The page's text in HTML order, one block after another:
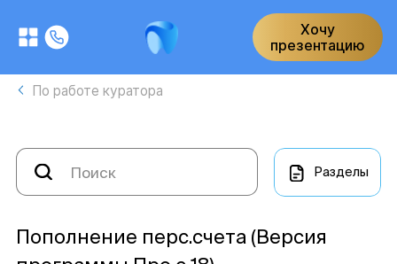
Хочу
презентацию
По работе куратора
Разделы
Пополнение перс.счета (Версия